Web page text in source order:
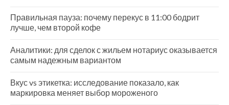
Правильная пауза: почему перекус в 11:00 бодрит
лучше, чем второй кофе
Аналитики: для сделок с жильем нотариус оказывается
самым надежным вариантом
Вкус vs этикетка: исследование показало, как
маркировка меняет выбор мороженого